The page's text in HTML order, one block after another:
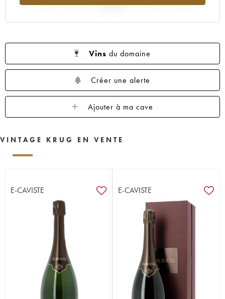
Vins du domaine
Créer une alerte
Ajouter à ma cave
VINTAGE KRUG EN VENTE
E-CAVISTE E-CAVISTE